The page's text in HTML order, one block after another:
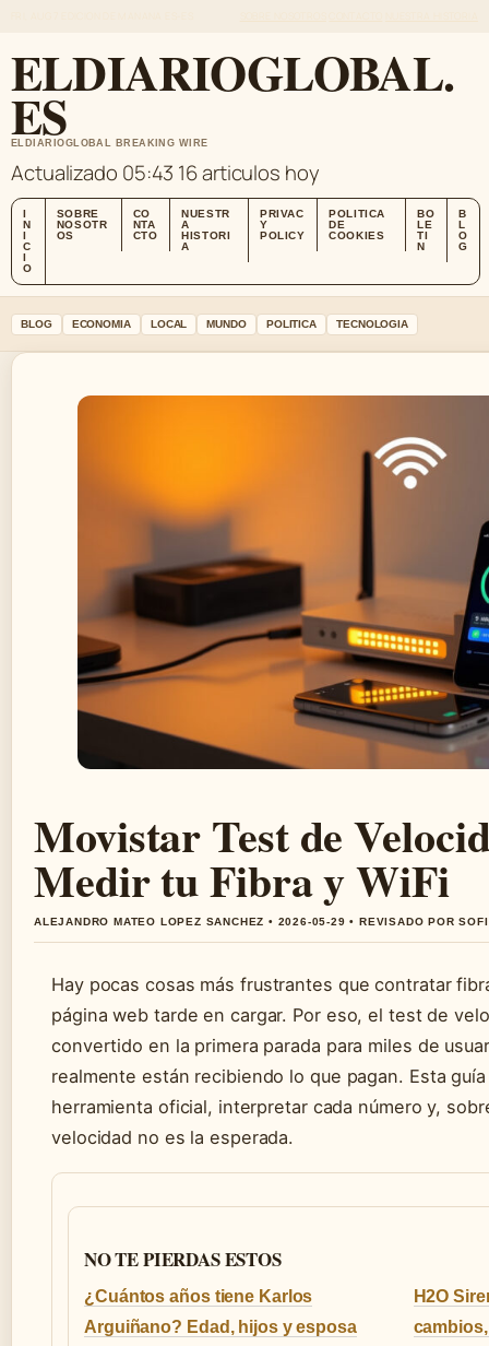
ELDIARIOGLOBAL.
ES
ELDIARIOGLOBAL BREAKING WIRE
Actualizado 05:43 16 articulos hoy
I
N
I
C
I
O
SOBRE
NOSOTR
OS
CO
NTA
CTO
NUESTR
A
HISTORI
A
PRIVAC
Y
POLICY
POLITICA
DE
COOKIES
BO
LE
TI
N
B
L
O
G
BLOG ECONOMIA LOCAL MUNDO POLITICA TECNOLOGIA
Movistar Test de
Medir tu Fibra y WiFi
ALEJANDRO MATEO LOPEZ SANCHEZ • 2026-05-29 • REVISADO POR
Hay pocas cosas más frustrantes que contratar
página web tarde en cargar. Por eso, el test de
convertido en la primera parada para miles de
realmente están recibiendo lo que pagan. Esta
herramienta oficial, interpretar cada número y,
velocidad no es la esperada.
NO TE PIERDAS ESTOS
¿Cuántos años tiene Karlos
Arguiñano? Edad, hijos y esposa
H2O